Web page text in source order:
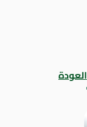
العودة